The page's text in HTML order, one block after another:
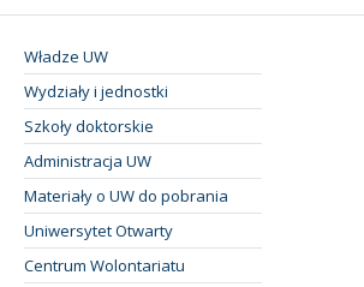
Władze UW
Wydziały i jednostki
Szkoły doktorskie
Administracja UW
Materiały o UW do pobrania
Uniwersytet Otwarty
Centrum Wolontariatu